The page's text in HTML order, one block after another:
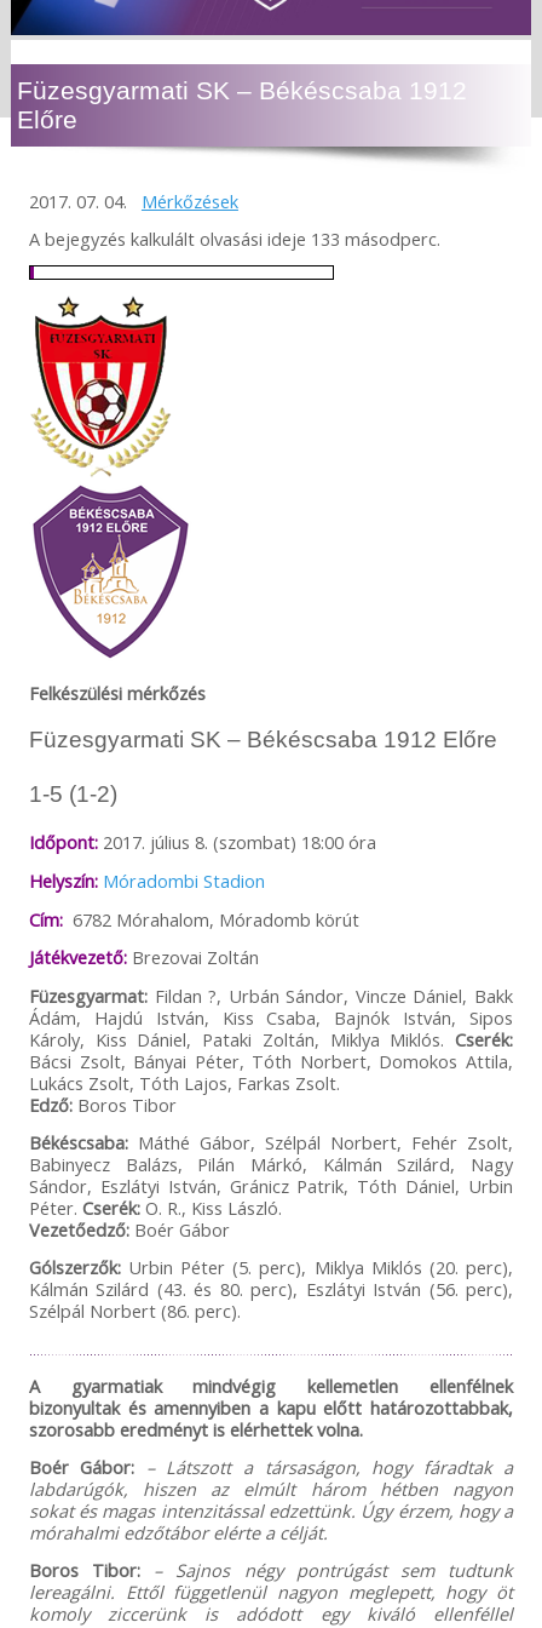
Füzesgyarmati SK – Békéscsaba 1912
Előre
2017. 07. 04.
Mérkőzések
A bejegyzés kalkulált olvasási ideje 133 másodperc.
Felkészülési mérkőzés
Füzesgyarmati SK – Békéscsaba 1912 Előre
1-5 (1-2)
Időpont:2017. július 8. (szombat) 18:00 óra
Helyszín: Móradombi Stadion
Cím: 6782 Mórahalom, Móradomb körút
Játékvezető:Brezovai Zoltán
Füzesgyarmat:Fildan ?, Urbán Sándor, Vincze Dániel, Bakk
Ádám, Hajdú István, Kiss Csaba, Bajnók István, Sipos
Károly, Kiss Dániel, Pataki Zoltán, Miklya Miklós.Cserék:
Bácsi Zsolt, Bányai Péter, Tóth Norbert, Domokos Attila,
Lukács Zsolt, Tóth Lajos, Farkas Zsolt.
Edző:Boros Tibor
Békéscsaba:Máthé Gábor, Szélpál Norbert, Fehér Zsolt,
Babinyecz Balázs, Pilán Márkó, Kálmán Szilárd, Nagy
Sándor, Eszlátyi István, Gránicz Patrik, Tóth Dániel, Urbin
Péter. Cserék:O. R., Kiss László.
Vezetőedző:Boér Gábor
Gólszerzők:Urbin Péter (5. perc), Miklya Miklós (20. perc),
Kálmán Szilárd (43. és 80. perc), Eszlátyi István (56. perc),
Szélpál Norbert (86. perc).
A gyarmatiak mindvégig kellemetlen ellenfélnek
bizonyultak és amennyiben a kapu előtt határozottabbak,
szorosabb eredményt is elérhettek volna.
Boér Gábor: – Látszott a társaságon, hogy fáradtak a
labdarúgók, hiszen az elmúlt három hétben nagyon
sokat és magas intenzitással edzettünk. Úgy érzem, hogy a
mórahalmi edzőtábor elérte a célját.
Boros Tibor: – Sajnos négy pontrúgást sem tudtunk
lereagálni. Ettől függetlenül nagyon meglepett, hogy öt
komoly ziccerünk is adódott egy kiváló ellenféllel